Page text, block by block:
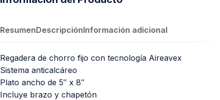
ResumenDescripciónInformación adicional
Regadera de chorro fijo con tecnología Aireavex
Sistema anticalcáreo
Plato ancho de 5″ x 8″
Incluye brazo y chapetón